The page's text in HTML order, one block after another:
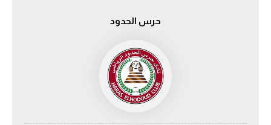
الدوري السعودي للمحترفينحرس الحدود